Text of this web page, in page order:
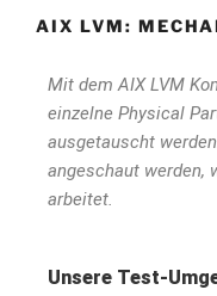
AIX LVM:
Mit dem AIX LVM
einzelne Physical
ausgetauscht
angeschaut werden,
arbeitet.
Unsere Test-